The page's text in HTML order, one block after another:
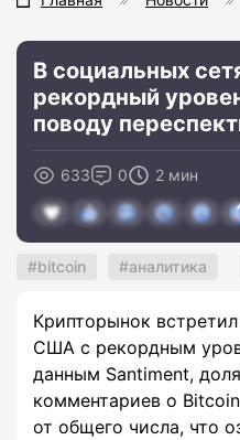
В социальных
рекордный
поводу
633 0 2 мин
bitcoin аналитика
Крипторынок
США с рекордным
данным Santiment,
комментариев о
от общего числа, что